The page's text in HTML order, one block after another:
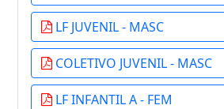
LF JUVENIL - MASC
COLETIVO JUVENIL - MASC
LF INFANTIL A - FEM